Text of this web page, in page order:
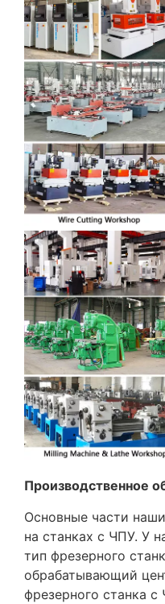
Производственное
Основные части
на станках с ЧПУ. У
тип фрезерного
обрабатывающий
фрезерного станка с